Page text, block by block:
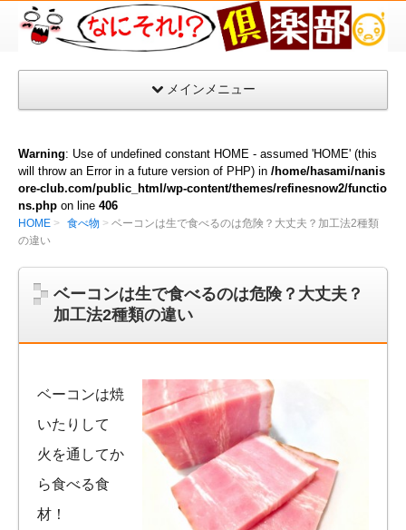
な
そ
部
メインメニュー
Warning: Use of undefined constant HOME - assumed 'HOME' (this
will throw an Error in a future version of PHP) in /home/hasami/nanis
ore-club.com/public_html/wp-content/themes/refinesnow2/functio
ns.php on line 406
HOME 食べ物
ベーコンは生で食べるのは危険？大丈夫？加工法2種類
の違い
ベーコンは生で食べるのは危険？大丈夫？
加工法2種類の違い
ベーコンは焼
いたりして
火を通してか
ら食べる食
材！